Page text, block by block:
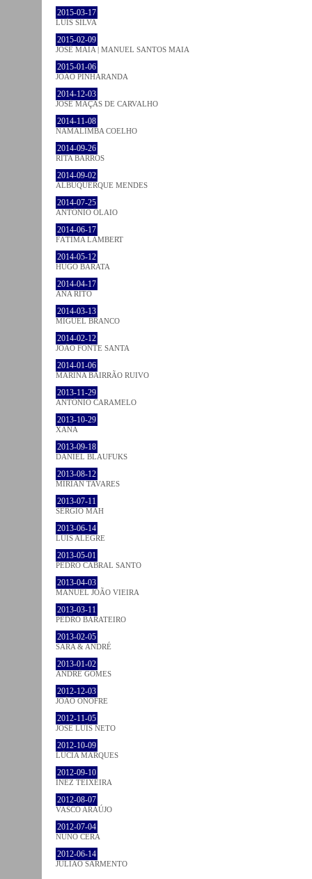
2015-03-17
LUÍS SILVA
2015-02-09
JOSÉ MAIA | MANUEL SANTOS MAIA
2015-01-06
JOÃO PINHARANDA
2014-12-03
JOSÉ MAÇÃS DE CARVALHO
2014-11-08
NAMALIMBA COELHO
2014-09-26
RITA BARROS
2014-09-02
ALBUQUERQUE MENDES
2014-07-25
ANTÓNIO OLAIO
2014-06-17
FÁTIMA LAMBERT
2014-05-12
HUGO BARATA
2014-04-17
ANA RITO
2014-03-13
MIGUEL BRANCO
2014-02-12
JOÃO FONTE SANTA
2014-01-06
MARINA BAIRRÃO RUIVO
2013-11-29
ANTÓNIO CARAMELO
2013-10-29
XANA
2013-09-18
DANIEL BLAUFUKS
2013-08-12
MIRIAN TAVARES
2013-07-11
SÉRGIO MAH
2013-06-14
LUÍS ALEGRE
2013-05-01
PEDRO CABRAL SANTO
2013-04-03
MANUEL JOÃO VIEIRA
2013-03-11
PEDRO BARATEIRO
2013-02-05
SARA & ANDRÉ
2013-01-02
ANDRÉ GOMES
2012-12-03
JOÃO ONOFRE
2012-11-05
JOSÉ LUÍS NETO
2012-10-09
LÚCIA MARQUES
2012-09-10
INEZ TEIXEIRA
2012-08-07
VASCO ARAÚJO
2012-07-04
NUNO CERA
2012-06-14
JULIÃO SARMENTO